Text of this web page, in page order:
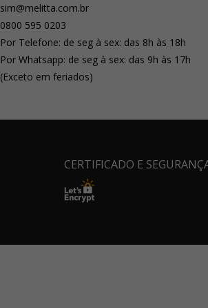
sim@melitta.com.br
0800 595 0203
Por Telefone: de seg à sex: das 8h às 18h
Por Whatsapp: de seg à sex: das 9h às 17h
(Exceto em feriados)
CERTIFICADO E